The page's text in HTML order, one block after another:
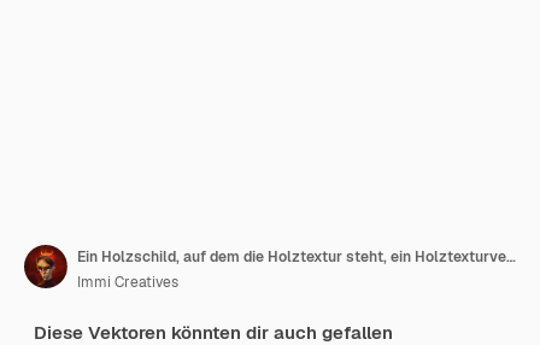
Ein Holzschild, auf dem die Holztextur steht, ein Holztexturvektorhintergrund
Immi Creatives
Diese Vektoren könnten dir auch gefallen